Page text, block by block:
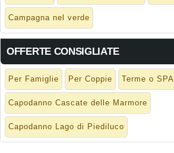
Campagna nel verde
OFFERTE CONSIGLIATE
Per Famiglie Per Coppie Terme o SPA
Capodanno Cascate delle Marmore
Capodanno Lago di Piediluco